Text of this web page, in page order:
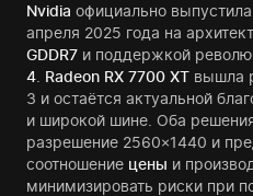
Nvidia официально
апреля 2025 года на
GDDR7 и поддержкой
4 Radeon RX 7700 XT вышла
3 и остаётся актуальной
и широкой шине. Оба
разрешение 2560×1440 и
соотношение цены и
минимизировать риски при